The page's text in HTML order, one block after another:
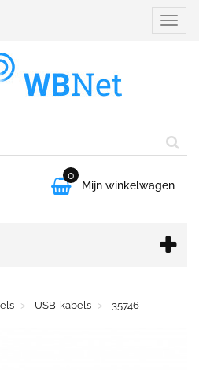

0
Mijn winkelwagen
USB-kabels 35746